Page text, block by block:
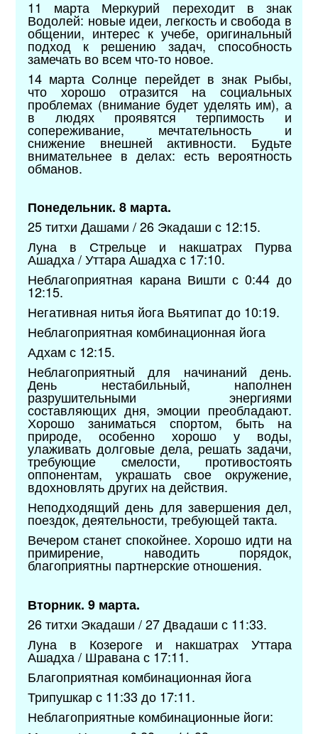
11 марта Меркурий переходит в знак
Водолей: новые идеи, легкость и свобода в
общении, интерес к учебе, оригинальный
подход к решению задач, способность
замечать во всем что-то новое.
14 марта Солнце перейдет в знак Рыбы,
что хорошо отразится на социальных
проблемах (внимание будет уделять им), а
в людях проявятся терпимость и
сопереживание, мечтательность и
снижение внешней активности. Будьте
внимательнее в делах: есть вероятность
обманов.
Понедельник. 8 марта.
25 титхи Дашами / 26 Экадаши с 12:15.
Луна в Стрельце и накшатрах Пурва
Ашадха / Уттара Ашадха с 17:10.
Неблагоприятная карана Вишти с 0:44 до
12:15.
Негативная нитья йога Вьятипат до 10:19.
Неблагоприятная комбинационная йога
Адхам с 12:15.
Неблагоприятный для начинаний день.
День нестабильный, наполнен
разрушительными энергиями
составляющих дня, эмоции преобладают.
Хорошо заниматься спортом, быть на
природе, особенно хорошо у воды,
улаживать долговые дела, решать задачи,
требующие смелости, противостоять
оппонентам, украшать свое окружение,
вдохновлять других на действия.
Неподходящий день для завершения дел,
поездок, деятельности, требующей такта.
Вечером станет спокойнее. Хорошо идти на
примирение, наводить порядок,
благоприятны партнерские отношения.
Вторник. 9 марта.
26 титхи Экадаши / 27 Двадаши с 11:33.
Луна в Козероге и накшатрах Уттара
Ашадха / Шравана с 17:11.
Благоприятная комбинационная йога
Трипушкар с 11:33 до 17:11.
Неблагоприятные комбинационные йоги: